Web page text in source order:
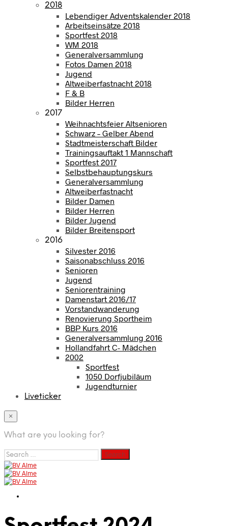
2018
Lebendiger Adventskalender 2018
Arbeitseinsätze 2018
Sportfest 2018
WM 2018
Generalversammlung
Fotos Damen 2018
Jugend
Altweiberfastnacht 2018
F & B
Bilder Herren
2017
Weihnachtsfeier Altsenioren
Schwarz – Gelber Abend
Stadtmeisterschaft Bilder
Trainingsauftakt 1 Mannschaft
Sportfest 2017
Selbstbehauptungskurs
Generalversammlung
Altweiberfastnacht
Bilder Damen
Bilder Herren
Bilder Jugend
Bilder Breitensport
2016
Silvester 2016
Saisonabschluss 2016
Senioren
Jugend
Seniorentraining
Damenstart 2016/17
Vorstandwanderung
Renovierung Sportheim
BBP Kurs 2016
Generalversammlung 2016
Hollandfahrt C- Mädchen
2002
Sportfest
1050 Dorfjubiläum
Jugendturnier
Liveticker
×
What are you looking for?
Search
for: